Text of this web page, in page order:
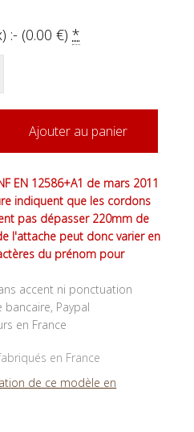
:- (0.00€)*
Ajouter au panier
EN 12586+A1 de mars 2011
indiquent que les cordons
pas dépasser 220mm de
l'attache peut donc varier en
du prénom pour
accent ni ponctuation
Paypal
en France
en France
de ce modèle en